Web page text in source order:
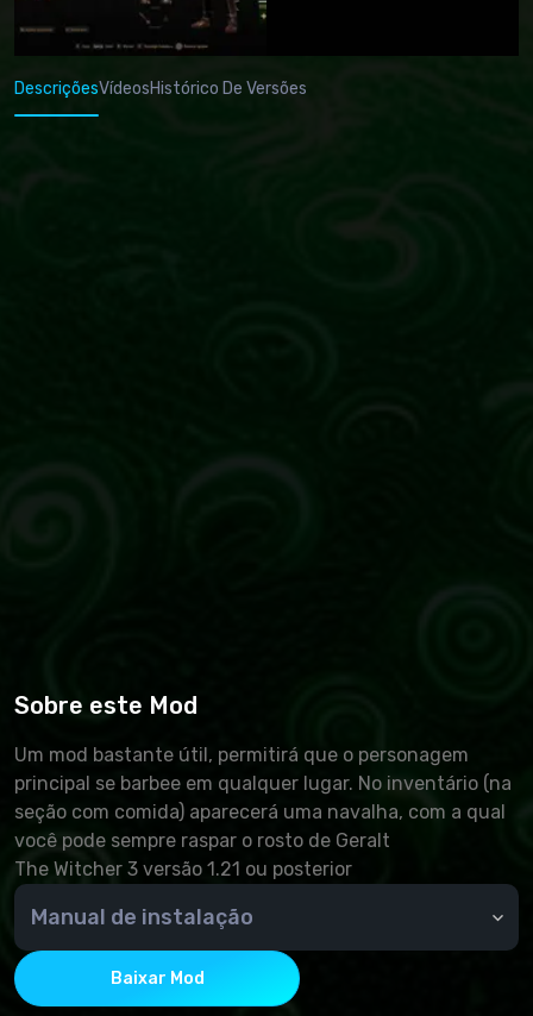
DescriçõesVídeosHistórico De Versões
Sobre este Mod
Um mod bastante útil, permitirá que o personagem
principal se barbee em qualquer lugar. No inventário (na
seção com comida) aparecerá uma navalha, com a qual
você pode sempre raspar o rosto de Geralt
The Witcher 3 versão 1.21 ou posterior
Manual de instalação
crie uma pasta "mods" na pasta de jogos (se você
não tiver uma). Em seguida, movemos os arquivos do
arquivo mod para a nova pasta, que pode ser baixada
Baixar Mod